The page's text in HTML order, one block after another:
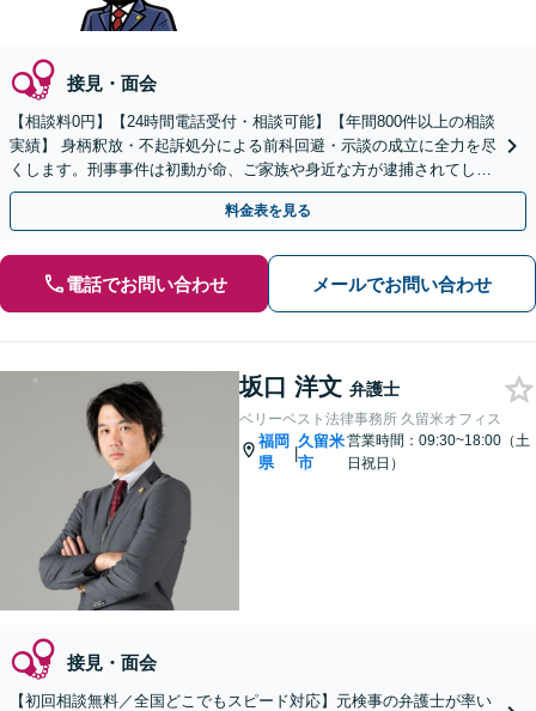
接見・面会
【相談料0円】【24時間電話受付・相談可能】【年間800件以上の相談
実績】 身柄釈放・不起訴処分による前科回避・示談の成立に全力を尽
くします。刑事事件は初動が命、ご家族や身近な方が逮捕されてしま
ったら一刻も早くお電話ください。
料金表を見る
電話でお問い合わせ メールでお問い合わせ
坂口 洋文 弁護士
ベリーベスト法律事務所 久留米オフィス
福岡
県
|
久留米
市
営業時間：09:30~18:00（土
日祝日）
接見・面会
【初回相談無料／全国どこでもスピード対応】元検事の弁護士が率い